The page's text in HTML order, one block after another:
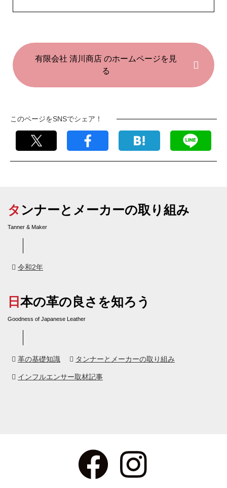
有限会社 清川商店 のホームページを見
る
このページをSNSでシェア！
タンナーとメーカーの取り組み
Tanner & Maker
令和2年
日本の革の良さを知ろう
Goodness of Japanese Leather
革の基礎知識 タンナーとメーカーの取り組み
インフルエンサー取材記事